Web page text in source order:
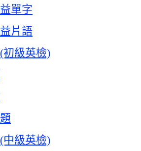
單字
片語
初級英檢)
中級英檢)